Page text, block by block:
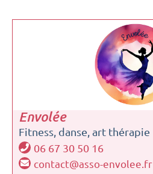
Envolée
Fitness, danse, art thérapie
06 67 30 50 16
contact@asso-envolee.fr